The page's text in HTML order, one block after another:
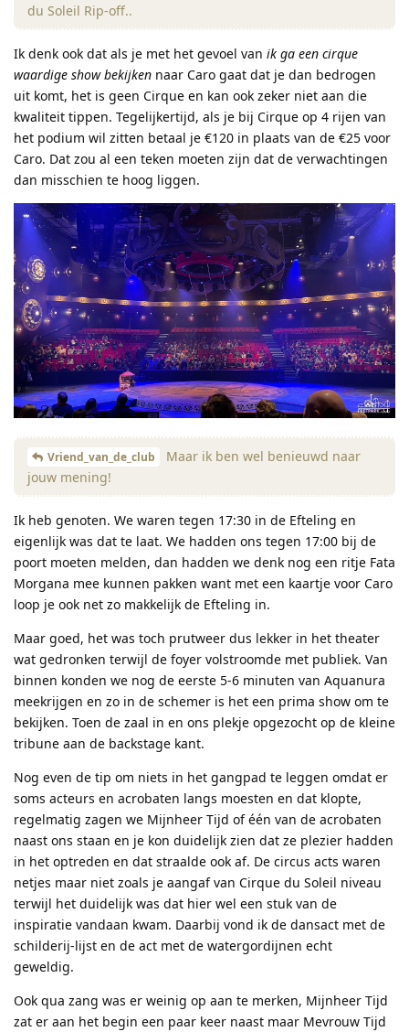
du Soleil Rip-off..
Ik denk ook dat als je met het gevoel van ik ga een cirque
waardige show bekijken naar Caro gaat dat je dan bedrogen
uit komt, het is geen Cirque en kan ook zeker niet aan die
kwaliteit tippen. Tegelijkertijd, als je bij Cirque op 4 rijen van
het podium wil zitten betaal je €120 in plaats van de €25 voor
Caro. Dat zou al een teken moeten zijn dat de verwachtingen
dan misschien te hoog liggen.
Vriend_van_de_club
Maar ik ben wel benieuwd naar
jouw mening!
Ik heb genoten. We waren tegen 17:30 in de Efteling en
eigenlijk was dat te laat. We hadden ons tegen 17:00 bij de
poort moeten melden, dan hadden we denk nog een ritje Fata
Morgana mee kunnen pakken want met een kaartje voor Caro
loop je ook net zo makkelijk de Efteling in.
Maar goed, het was toch prutweer dus lekker in het theater
wat gedronken terwijl de foyer volstroomde met publiek. Van
binnen konden we nog de eerste 5-6 minuten van Aquanura
meekrijgen en zo in de schemer is het een prima show om te
bekijken. Toen de zaal in en ons plekje opgezocht op de kleine
tribune aan de backstage kant.
Nog even de tip om niets in het gangpad te leggen omdat er
soms acteurs en acrobaten langs moesten en dat klopte,
regelmatig zagen we Mijnheer Tijd of één van de acrobaten
naast ons staan en je kon duidelijk zien dat ze plezier hadden
in het optreden en dat straalde ook af. De circus acts waren
netjes maar niet zoals je aangaf van Cirque du Soleil niveau
terwijl het duidelijk was dat hier wel een stuk van de
inspiratie vandaan kwam. Daarbij vond ik de dansact met de
schilderij-lijst en de act met de watergordijnen echt
geweldig.
Ook qua zang was er weinig op aan te merken, Mijnheer Tijd
zat er aan het begin een paar keer naast maar Mevrouw Tijd